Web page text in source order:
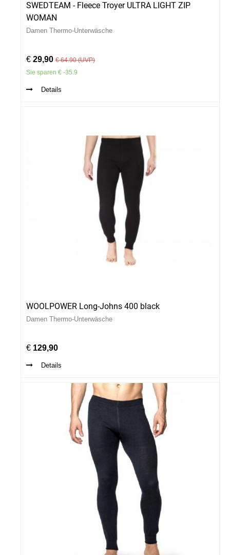
SWEDTEAM - Fleece Troyer ULTRA LIGHT ZIP
WOMAN
Damen Thermo-Unterwäsche
€ 29,90 € 64.90 (UVP)
Sie sparen € -35.9
Details
WOOLPOWER Long-Johns 400 black
Damen Thermo-Unterwäsche
€ 129,90
Details